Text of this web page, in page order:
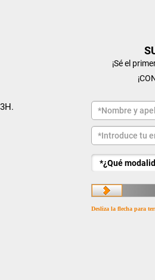
¡Sé el
Desliza la flecha para